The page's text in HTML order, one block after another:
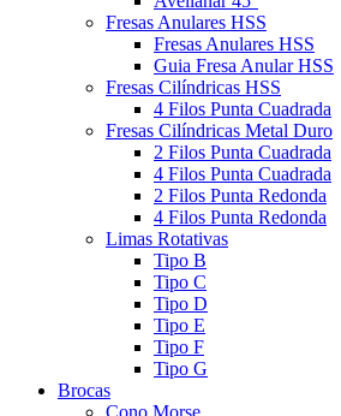
Fresas Anulares HSS
Fresas Anulares HSS
Guia Fresa Anular HSS
Fresas Cilíndricas HSS
4 Filos Punta Cuadrada
Fresas Cilíndricas Metal Duro
2 Filos Punta Cuadrada
4 Filos Punta Cuadrada
2 Filos Punta Redonda
4 Filos Punta Redonda
Limas Rotativas
Tipo B
Tipo C
Tipo D
Tipo E
Tipo F
Tipo G
Brocas
Cono Morse